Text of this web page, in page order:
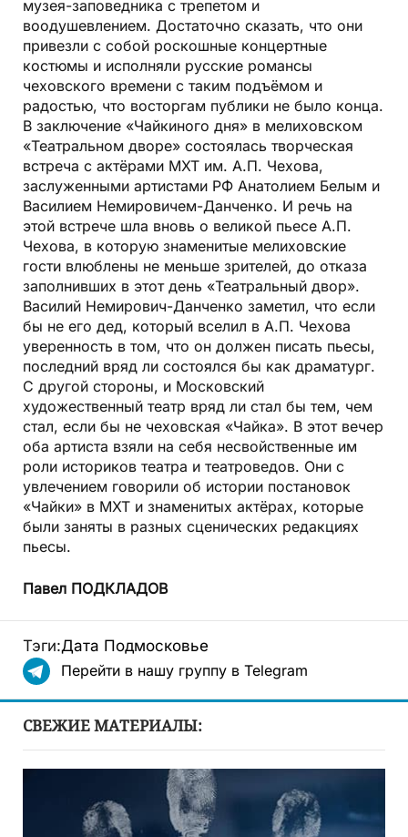
музея­-заповедника с трепетом и
воодушевлением. Достаточно сказать, что они
привезли с собой роскошные концертные
костюмы и исполняли русские романсы
чеховского времени с таким подъёмом и
радостью, что восторгам публики не было конца.
В заключение «Чайкиного дня» в мелиховском
«Театральном дворе» состоялась творческая
встреча с актёрами МХТ им. А.П. Чехова,
заслуженными артистами РФ Анатолием Белым и
Василием Немировичем-Данченко. И речь на
этой встрече шла вновь о великой пьесе А.П.
Чехова, в которую знаменитые мелиховские
гости влюблены не меньше зрителей, до отказа
заполнивших в этот день «Театральный двор».
Василий Немирович-Данченко заметил, что если
бы не его дед, который вселил в А.П. Чехова
уверенность в том, что он должен писать пьесы,
последний вряд ли состоялся бы как драматург.
С другой стороны, и Московский
художественный театр вряд ли стал бы тем, чем
стал, если бы не чеховская «Чайка». В этот вечер
оба артиста взяли на себя несвойственные им
роли историков театра и театроведов. Они с
увлечением говорили об истории постановок
«Чайки» в МХТ и знаменитых актёрах, которые
были заняты в разных сценических редакциях
пьесы.
Павел ПОДКЛАДОВ
Тэги:Дата Подмосковье
Перейти в нашу группу в Telegram
СВЕЖИЕ МАТЕРИАЛЫ: